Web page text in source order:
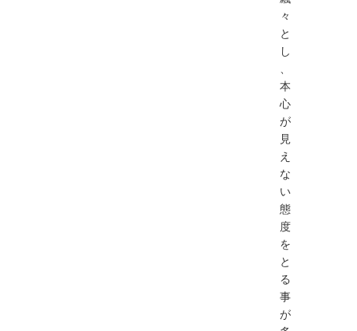
々
と
し
、
本
心
が
見
え
な
い
態
度
を
と
る
事
が